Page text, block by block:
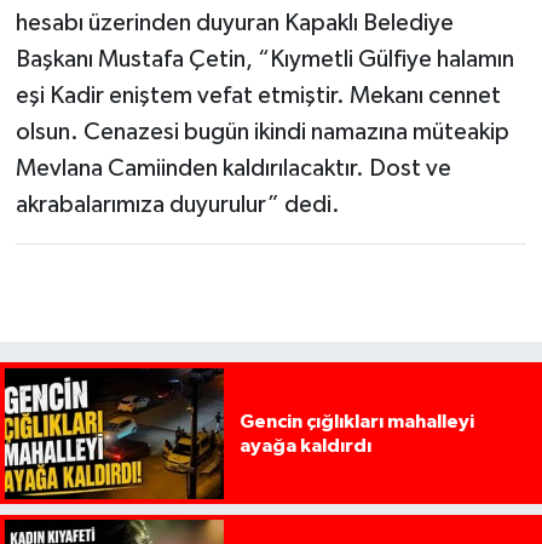
hesabı üzerinden duyuran Kapaklı Belediye
Başkanı Mustafa Çetin, “Kıymetli Gülfiye halamın
eşi Kadir eniştem vefat etmiştir. Mekanı cennet
olsun. Cenazesi bugün ikindi namazına müteakip
Mevlana Camiinden kaldırılacaktır. Dost ve
akrabalarımıza duyurulur” dedi.
Gencin çığlıkları mahalleyi
ayağa kaldırdı